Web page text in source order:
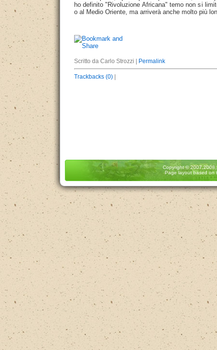
ho definito "Rivoluzione Africana" temo non si
o al Medio Oriente, ma arriverà anche molto più
Scritto da Carlo Strozzi | Permalink
Trackbacks (0)|
Copyright©
Page layout based on